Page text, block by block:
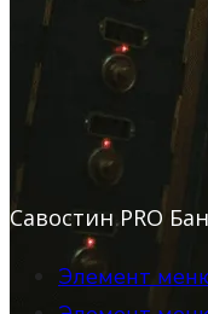
Савостин PRO
Элемент